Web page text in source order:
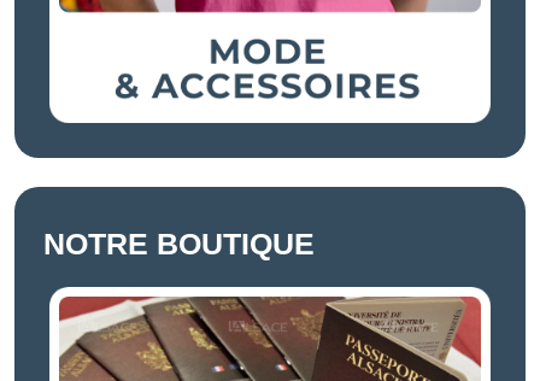
NOTRE BOUTIQUE